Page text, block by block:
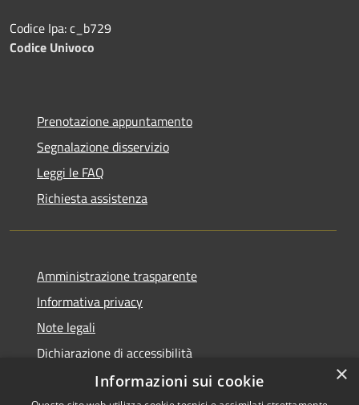
Codice Ipa: c_b729
Codice Univoco
Prenotazione appuntamento
Segnalazione disservizio
Leggi le FAQ
Richiesta assistenza
Amministrazione trasparente
Informativa privacy
Note legali
Dichiarazione di accessibilità
×
Informazioni sui cookie